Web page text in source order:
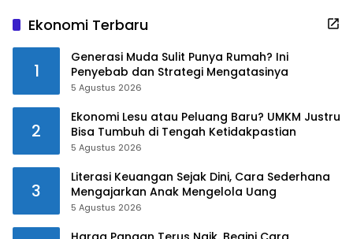
Ekonomi Terbaru
1
Generasi Muda Sulit Punya Rumah? Ini
Penyebab dan Strategi Mengatasinya
5 Agustus 2026
2
Ekonomi Lesu atau Peluang Baru? UMKM Justru
Bisa Tumbuh di Tengah Ketidakpastian
5 Agustus 2026
3
Literasi Keuangan Sejak Dini, Cara Sederhana
Mengajarkan Anak Mengelola Uang
5 Agustus 2026